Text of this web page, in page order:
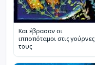
Και έβρασαν οι
ιπποπόταμοι στις γούρνες
τους